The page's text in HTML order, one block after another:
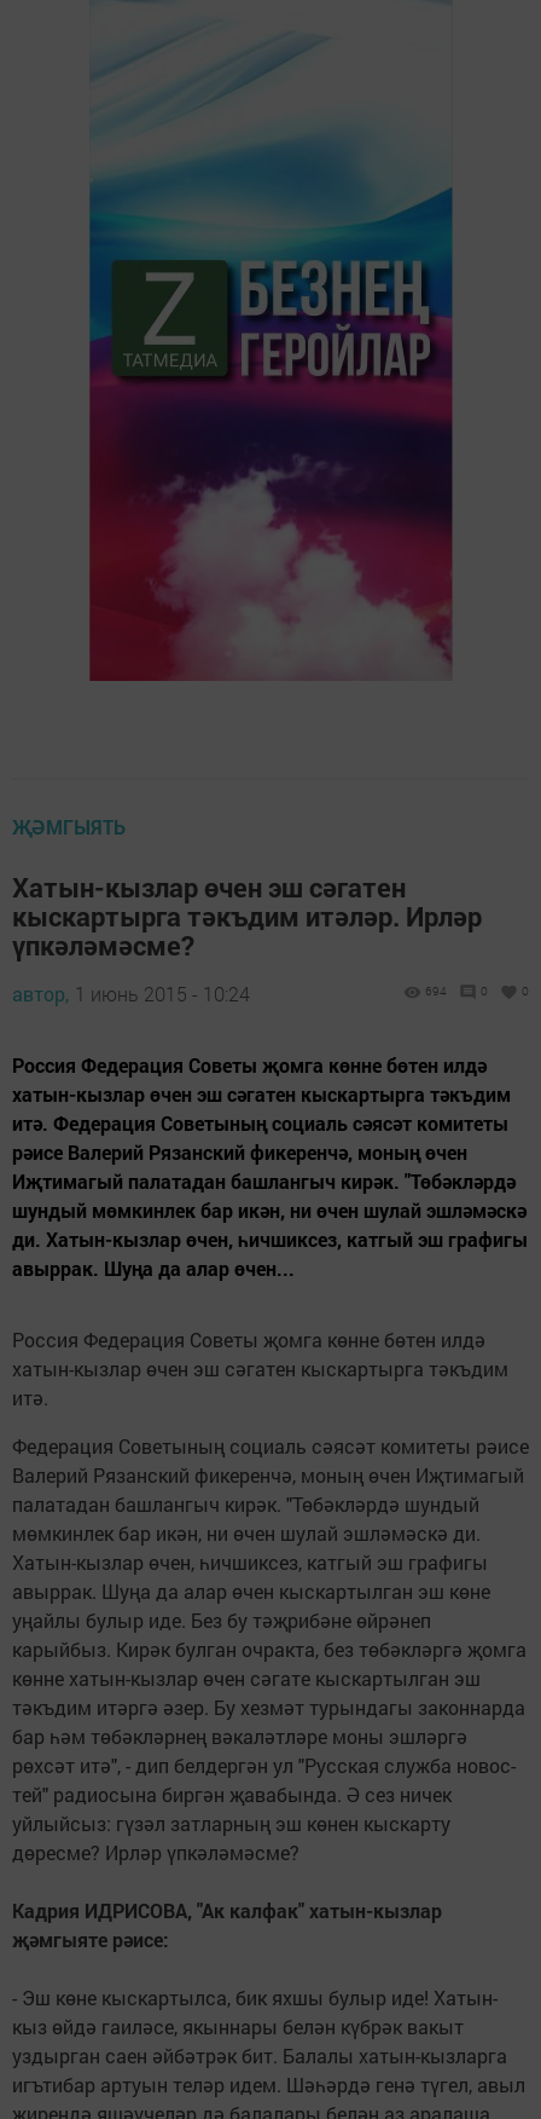
ҖӘМГЫЯТЬ
Хатын-кызлар өчен эш сәгатен
кыскартырга тәкъдим итәләр. Ирләр
үпкәләмәсме?
автор, 1 июнь 2015 - 10:24 694 0 0
Россия Федерация Советы җомга көнне бөтен илдә
хатын-кызлар өчен эш сәгатен кыскартырга тәкъдим
итә. Федерация Советының социаль сәясәт комитеты
рәисе Валерий Рязанский фикеренчә, моның өчен
Иҗтимагый палатадан башлангыч кирәк. "Төбәкләрдә
шундый мөмкинлек бар икән, ни өчен шулай эшләмәскә
ди. Хатын-кызлар өчен, һичшиксез, катгый эш графигы
авыррак. Шуңа да алар өчен...
Россия Федерация Советы җомга көнне бөтен илдә
хатын-кызлар өчен эш сәгатен кыскартырга тәкъдим
итә.
Федерация Советының социаль сәясәт комитеты рәисе
Валерий Рязанский фикеренчә, моның өчен Иҗтимагый
палатадан башлангыч кирәк. "Төбәкләрдә шундый
мөмкинлек бар икән, ни өчен шулай эшләмәскә ди.
Хатын-кызлар өчен, һичшиксез, катгый эш графигы
авыррак. Шуңа да алар өчен кыс­картылган эш көне
уңайлы булыр иде. Без бу тәҗрибәне өйрәнеп
карыйбыз. Кирәк булган очракта, без төбәкләргә җомга
көнне хатын-кызлар өчен сәгате кыскартылган эш
тәкъдим итәргә әзер. Бу хезмәт турындагы законнарда
бар һәм төбәкләрнең вәкаләтләре моны эшләргә
рөхсәт итә", - дип белдергән ул "Русская служба новос­
тей" радиосына биргән җавабында. Ә сез ничек
уйлыйсыз: гүзәл затларның эш көнен кыскарту
дөресме? Ирләр үпкәләмәсме?
Кадрия ИДРИСОВА, "Ак калфак" хатын-кызлар
җәмгыяте рәисе:
- Эш көне кыскартылса, бик яхшы булыр иде! Хатын-
кыз өйдә гаиләсе, якыннары белән күбрәк вакыт
уздырган саен әйбәтрәк бит. Балалы хатын-кызларга
игътибар артуын теләр идем. Шәһәрдә генә түгел, авыл
җирендә яшәүчеләр дә балалары бе­лән аз аралаша,